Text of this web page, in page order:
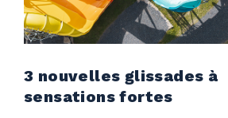
3 nouvelles glissades à
sensations fortes